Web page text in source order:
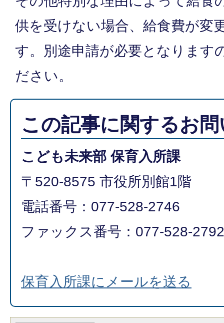
供を受けない場合、給食費が変
す。別途申請が必要となります
ださい。
この記事に関するお
こども未来部 保育入所課
〒520-8575 市役所別館1階
電話番号：077-528-2746
ファックス番号：077-528-2792​​​​​​​
保育入所課にメールを送る